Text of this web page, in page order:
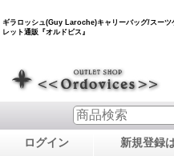
ギラロッシュ(Guy Laroche)キャリーバッグ/スーツ
レット通販『オルドビス』
ログイン 新規登録